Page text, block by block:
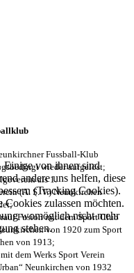
Einige von ihnen sind
andere uns helfen, diese
(Tracking Cookies).
Cookies zulassen möchten.
womöglich nicht mehr
stehen.
Fussball-Klub
wieder aufgelöst;
als 1.
(A. S. V.) Neunkirchen
Fusion mit dem Sport Club
von 1920 zum Sport
von 1913;
dem Werks Sport Verein
Neunkirchen von 1932